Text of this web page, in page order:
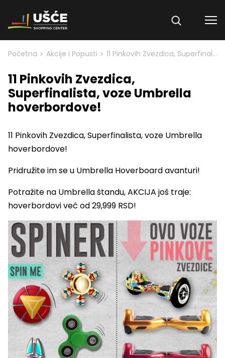
Skip to content
Početna > Akcije i Popusti > 11 Pinkovih Zvezdica, Superfinalista, voze Umbrella hoverbordove!
11 Pinkovih Zvezdica,
Superfinalista, voze Umbrella
hoverbordove!
11 Pinkovih Zvezdica, Superfinalista, voze Umbrella
hoverbordove!
Pridružite im se u Umbrella Hoverboard avanturi!
Potražite na Umbrella štandu, AKCIJA još traje:
hoverbordovi već od 29,999 RSD!